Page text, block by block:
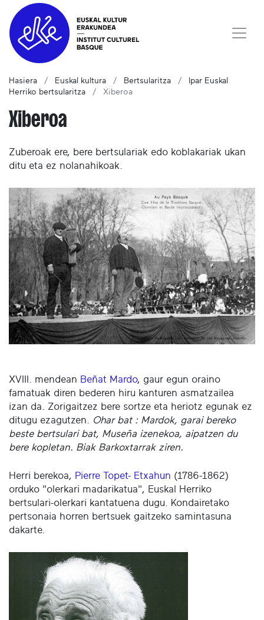
Hasiera Euskal kultura Bertsularitza
Ipar Euskal
Herriko bertsularitza
Xiberoa
Xiberoa
Zuberoak ere, bere bertsulariak edo koblakariak ukan
ditu eta ez nolanahikoak.
XVIII. mendean Beñat Mardo, gaur egun oraino
famatuak diren bederen hiru kanturen asmatzailea
izan da. Zorigaitzez bere sortze eta heriotz egunak ez
ditugu ezagutzen.
Ohar bat : Mardok, garai bereko
beste bertsulari bat, Museña izenekoa, aipatzen du
bere kopletan. Biak Barkoxtarrak ziren.
Herri berekoa, Pierre Topet- Etxahun (1786-1862)
orduko "olerkari madarikatua", Euskal Herriko
bertsulari-olerkari kantatuena dugu. Kondairetako
pertsonaia horren bertsuek gaitzeko samintasuna
dakarte.